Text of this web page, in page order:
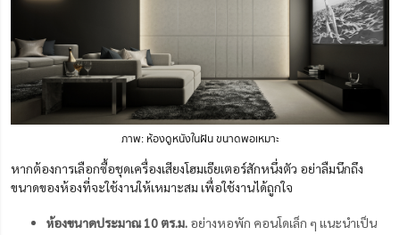
ภาพ: ห้องดูหนังในฝัน ขนาดพอเหมาะ
หากต้องการเลือกซื้อชุดเครื่องเสียงโฮมเธียเตอร์สักหนึ่งตัว อย่าลืมนึกถึง
ขนาดของห้องที่จะใช้งานให้เหมาะสม เพื่อใช้งานได้ถูกใจ
ห้องขนาดประมาณ 10 ตร.ม. อย่างหอพัก คอนโดเล็ก ๆ แนะนำเป็น